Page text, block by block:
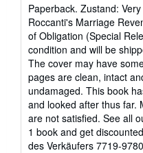
Paperback. Zustand:
Roccanti's Marriage
of Obligation (Special
condition and will be
The cover may have
pages are clean, intact
undamaged. This book
and looked after thus far.
are not satisfied. See all
1 book and get
des Verkäufers 7719-